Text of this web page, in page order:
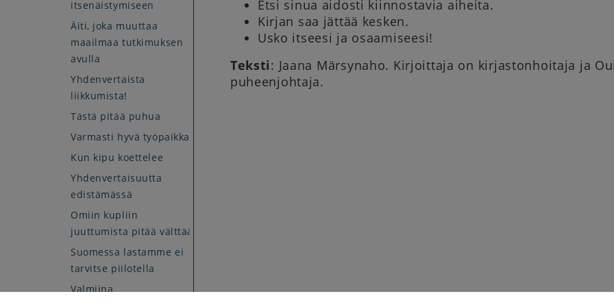
itsenäistymiseen
Äiti, joka muuttaa
maailmaa tutkimuksen
avulla
Yhdenvertaista
liikkumista!
Tästä pitää puhua
Varmasti hyvä työpaikka
Kun kipu koettelee
Yhdenvertaisuutta
edistämässä
Omiin kupliin
juuttumista pitää välttää
Suomessa lastamme ei
tarvitse piilotella
Valmiina
Etsi sinua aidosti kiinnostavia aiheita.
Kirjan saa jättää kesken.
Usko itseesi ja osaamiseesi!
Teksti: Jaana Märsynaho. Kirjoittaja on kirjastonhoitaja ja
puheenjohtaja.